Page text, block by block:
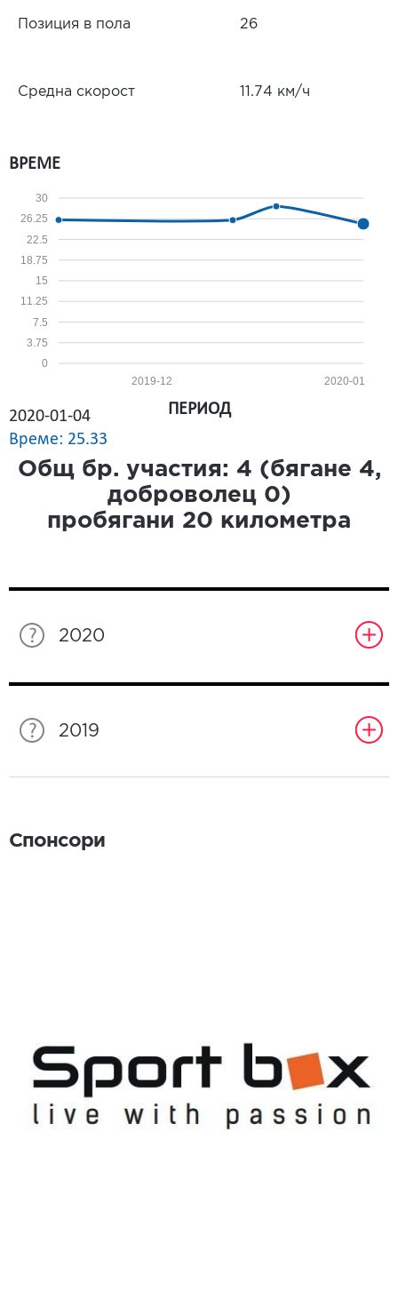
Позиция в пола 26
Средна скорост 11.74 км/ч
ВРЕМЕ
0
3.75
7.5
11.25
15
18.75
22.5
26.25
30
2020-01
2019-12
2020-01-04
Време: 25.33
ПЕРИОД
Общ бр. участия: 4 (бягане 4,
доброволец 0)
пробягани 20 километра
2020
2019
Спонсори